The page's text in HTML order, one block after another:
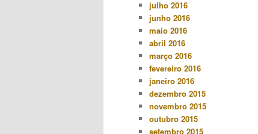
julho 2016
junho 2016
maio 2016
abril 2016
março 2016
fevereiro 2016
janeiro 2016
dezembro 2015
novembro 2015
outubro 2015
setembro 2015